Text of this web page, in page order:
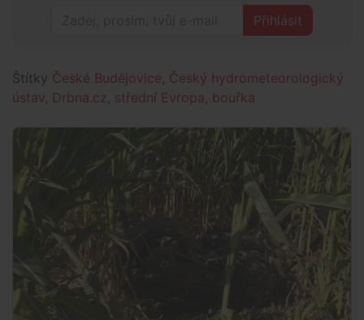
Přihlásit
Štítky České Budějovice, Český hydrometeorologický
ústav, Drbna.cz, střední Evropa, bouřka